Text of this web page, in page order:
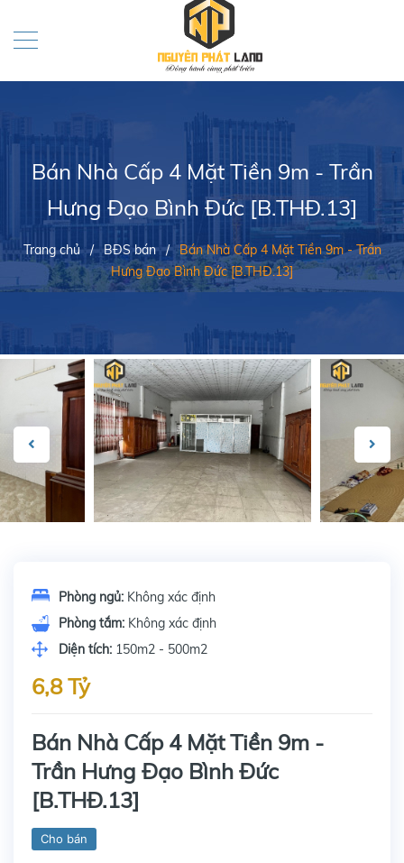
Bán Nhà Cấp 4 Mặt Tiền 9m - Trần
Hưng Đạo Bình Đức [B.THĐ.13]
Trang chủ / BĐS bán / Bán Nhà Cấp 4 Mặt Tiền 9m - Trần
Hưng Đạo Bình Đức [B.THĐ.13]
Phòng ngủ: Không xác định
Phòng tắm: Không xác định
Diện tích: 150m2 - 500m2
6,8 Tỷ
Bán Nhà Cấp 4 Mặt Tiền 9m -
Trần Hưng Đạo Bình Đức
[B.THĐ.13]
Cho bán